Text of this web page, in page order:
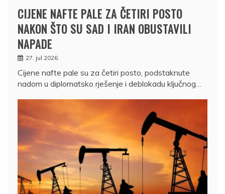
CIJENE NAFTE PALE ZA ČETIRI POSTO
NAKON ŠTO SU SAD I IRAN OBUSTAVILI
NAPADE
27. jul 2026.
Cijene nafte pale su za četiri posto, podstaknute
nadom u diplomatsko rješenje i deblokadu ključnog…